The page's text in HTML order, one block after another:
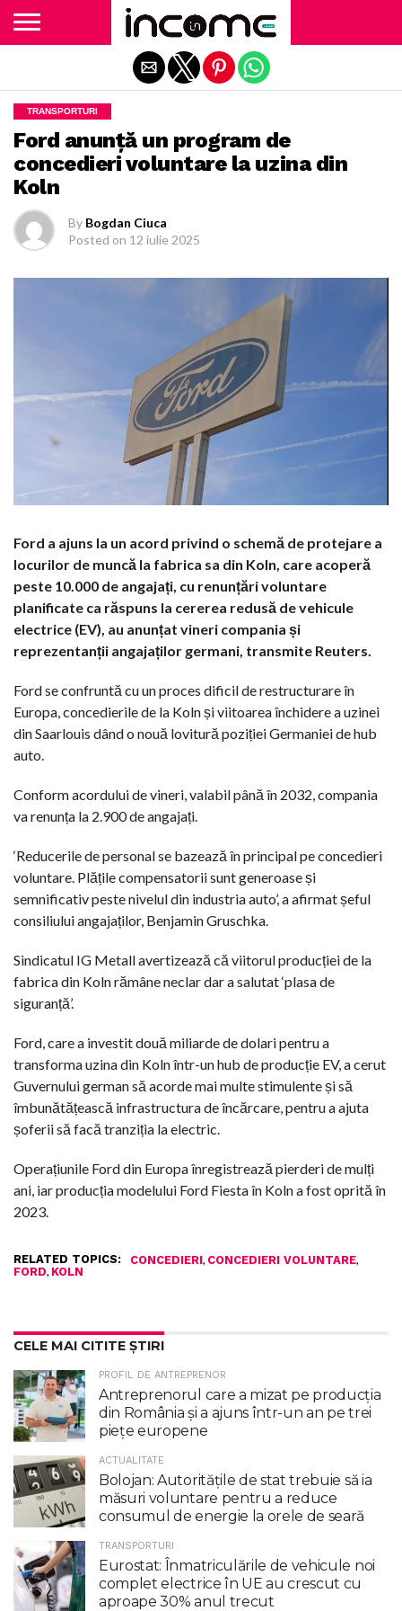
TRANSPORTURI
Ford anunță un program de
concedieri voluntare la uzina din
Koln
By Bogdan Ciuca
Posted on 12 iulie 2025
Ford a ajuns la un acord privind o schemă de protejare a
locurilor de muncă la fabrica sa din Koln, care acoperă
peste 10.000 de angajați, cu renunțări voluntare
planificate ca răspuns la cererea redusă de vehicule
electrice (EV), au anunțat vineri compania și
reprezentanții angajaților germani, transmite Reuters.
Ford se confruntă cu un proces dificil de restructurare în
Europa, concedierile de la Koln și viitoarea închidere a uzinei
din Saarlouis dând o nouă lovitură poziției Germaniei de hub
auto.
Conform acordului de vineri, valabil până în 2032, compania
va renunța la 2.900 de angajați.
‘Reducerile de personal se bazează în principal pe concedieri
voluntare. Plățile compensatorii sunt generoase și
semnificativ peste nivelul din industria auto’, a afirmat șeful
consiliului angajaților, Benjamin Gruschka.
Sindicatul IG Metall avertizează că viitorul producției de la
fabrica din Koln rămâne neclar dar a salutat ‘plasa de
siguranță’.
Ford, care a investit două miliarde de dolari pentru a
transforma uzina din Koln într-un hub de producție EV, a cerut
Guvernului german să acorde mai multe stimulente și să
îmbunătățească infrastructura de încărcare, pentru a ajuta
șoferii să facă tranziția la electric.
Operațiunile Ford din Europa înregistrează pierderi de mulți
ani, iar producția modelului Ford Fiesta în Koln a fost oprită în
2023.
RELATED TOPICS: CONCEDIERI, CONCEDIERI VOLUNTARE,
FORD, KOLN
CELE MAI CITITE ȘTIRI
PROFIL DE ANTREPRENOR
Antreprenorul care a mizat pe producția
din România și a ajuns într-un an pe trei
piețe europene
ACTUALITATE
Bolojan: Autoritățile de stat trebuie să ia
măsuri voluntare pentru a reduce
consumul de energie la orele de seară
TRANSPORTURI
Eurostat: Înmatriculările de vehicule noi
complet electrice în UE au crescut cu
aproape 30% anul trecut
Exit mobile version